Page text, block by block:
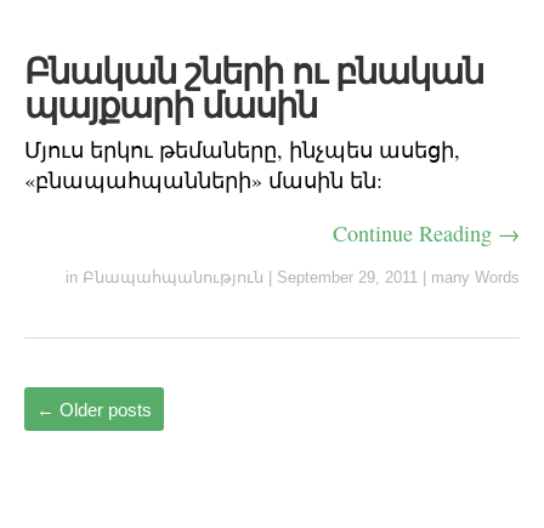
Բնական շների ու բնական
պայքարի մասին
Մյուս երկու թեմաները, ինչպես ասեցի,
«բնապահպանների» մասին են:
Continue Reading →
in Բնապահպանություն September 29, 2011 many Words
← Older posts